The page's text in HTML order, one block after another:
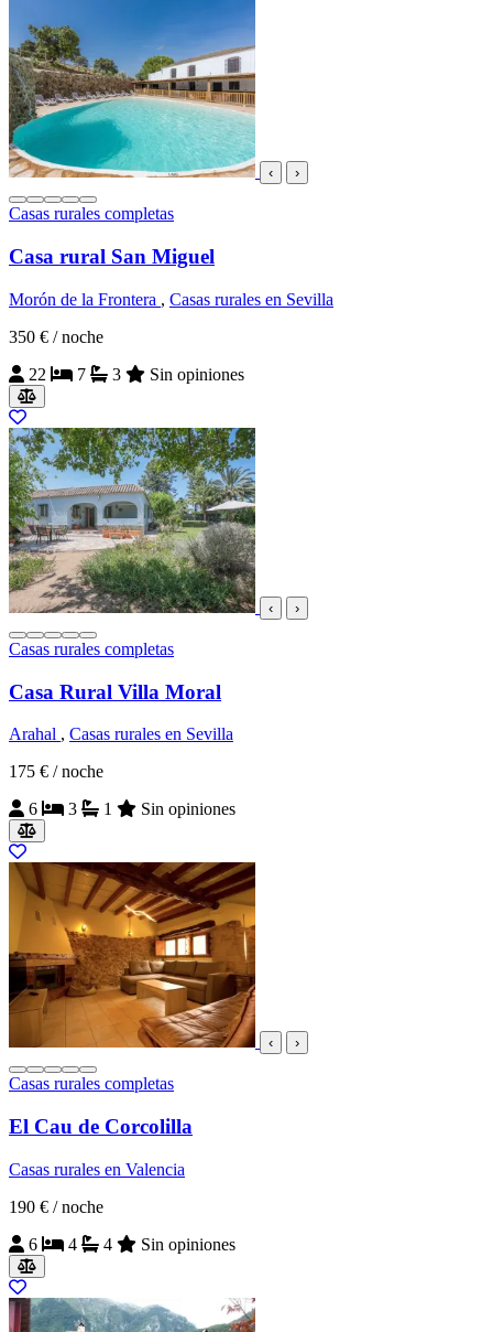
‹ ›
Casas rurales completas
Casa rural San Miguel
Morón de la Frontera , Casas rurales en Sevilla
350 € / noche
22
7 3 Sin opiniones
‹ ›
Casas rurales completas
Casa Rural Villa Moral
Arahal , Casas rurales en Sevilla
175 € / noche
6
3 1 Sin opiniones
‹ ›
Casas rurales completas
El Cau de Corcolilla
Casas rurales en Valencia
190 € / noche
6
4 4 Sin opiniones